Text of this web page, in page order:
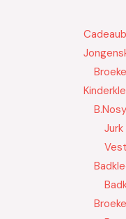
B.Nosy
Jurk
Vest